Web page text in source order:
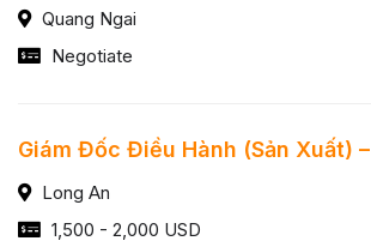
Quang Ngai
Negotiate
Giám Đốc Điều Hành (Sản Xuất)
Long An
1,500 - 2,000 USD